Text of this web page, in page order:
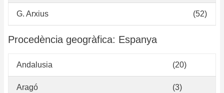
G. Arxius (52)
Procedència geogràfica: Espanya
Andalusia (20)
Aragó (3)